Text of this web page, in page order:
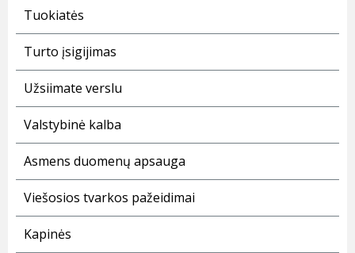
Tuokiatės
Turto įsigijimas
Užsiimate verslu
Valstybinė kalba
Asmens duomenų apsauga
Viešosios tvarkos pažeidimai
Kapinės